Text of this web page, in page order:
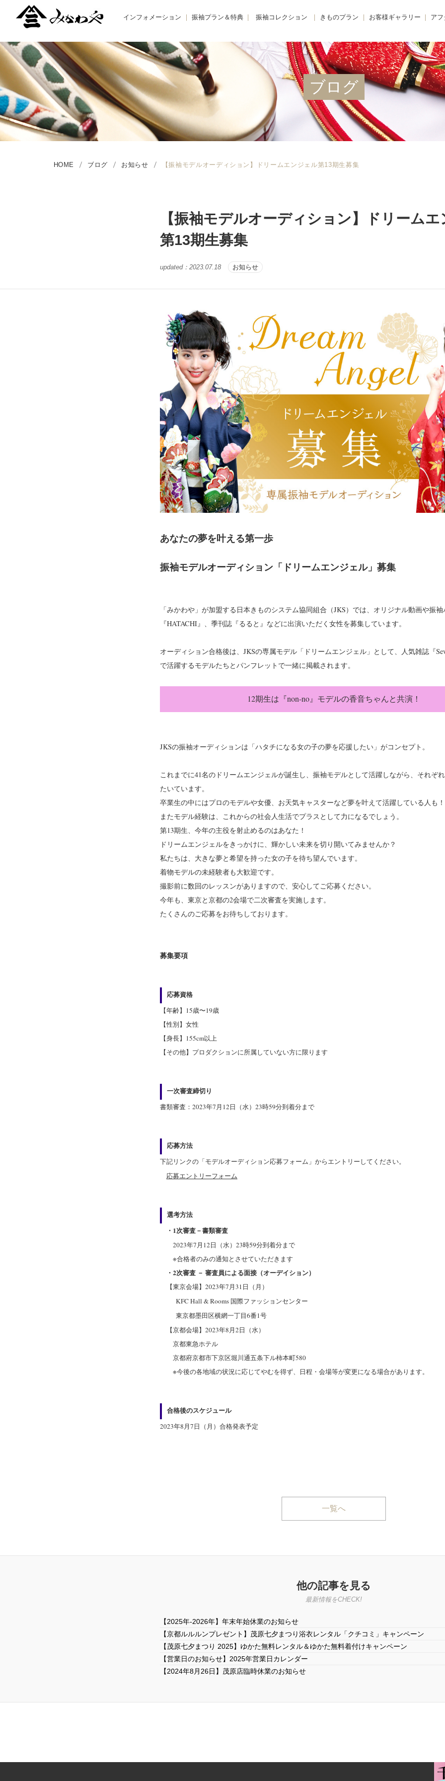
インフォメーション
NEWS -ニュース-
BLOG -ブログ-
振袖プラン＆特典
RENTAL -レンタルプラン-
REMAKE -リメイクプラン-
オーダーレンタルプラン
お友だち紹介特典
振袖コレクション きものプラン
FURISODE -振袖-
HAKAMA -卒業袴-
JUNIOR HAKAMA -小学生卒業袴-
MENS HAKAMA -男性羽織袴-
BRIDAL -花嫁衣装-
お客様ギャラリー
卒業袴
小学生卒業袴
男性羽織袴
花嫁衣装
留袖・色留袖
ア
着
き
き
ブログ
HOME ブログ お知らせ 【振袖モデルオーディション】ドリームエンジェル第13期生募集
【振袖モデルオーディション】ドリーム
第13期生募集
updated： 2023.07.18 お知らせ
あなたの夢を叶える第一歩
振袖モデルオーディション「ドリームエンジェル」募集
「みかわや」が加盟する日本きものシステム協同組合（JKS）では、オリジナル動画や振袖
『HATACHI』、季刊誌『るると』などに出演いただく女性を募集しています。
オーディション合格後は、JKSの専属モデル「ドリームエンジェル」として、人気雑誌『
で活躍するモデルたちとパンフレットで一緒に掲載されます。
12期生は『non-no』モデルの香音ちゃんと共演！
JKSの振袖オーディションは「ハタチになる女の子の夢を応援したい」がコンセプト。
これまでに41名のドリームエンジェルが誕生し、振袖モデルとして活躍しながら、それぞ
たいています。
卒業生の中にはプロのモデルや女優、お天気キャスターなど夢を叶えて活躍している人も！
またモデル経験は、これからの社会人生活でプラスとして力になるでしょう。
第13期生、今年の主役を射止めるのはあなた！
ドリームエンジェルをきっかけに、輝かしい未来を切り開いてみませんか？
私たちは、大きな夢と希望を持った女の子を待ち望んでいます。
着物モデルの未経験者も大歓迎です。
撮影前に数回のレッスンがありますので、安心してご応募ください。
今年も、東京と京都の2会場で二次審査を実施します。
たくさんのご応募をお待ちしております。
募集要項
応募資格
【年齢】15歳〜19歳
【性別】女性
【身長】155cm以上
【その他】プロダクションに所属していない方に限ります
一次審査締切り
書類審査：2023年7月12日（水）23時59分到着分まで
応募方法
下記リンクの「モデルオーディション応募フォーム」からエントリーしてください。
応募エントリーフォーム
選考方法
・1次審査－書類審査
2023年7月12日（水）23時59分到着分 まで
※合格者のみの通知とさせていただきます
・2次審査 － 審査員による面接（オーデイション）
【東京会場】2023年7月31日（月）
KFC Hall & Rooms 国際ファッションセンター
東京都墨田区横網一丁目6番1号
【京都会場】2023年8月2日（水）
京都東急ホテル
京都府京都市下京区堀川通五条下ル柿本町580
※今後の各地域の状況に応じてやむを得ず、日程・会場等が変更になる場合があります。
合格後のスケジュール
2023年8月7日（月）合格発表予定
一覧へ
他の記事を見る
最新情報をCHECK!
【2025年-2026年】年末年始休業のお知らせ
【京都ルルルンプレゼント】茂原七夕まつり浴衣レンタル「クチコミ」キャンペーン
【茂原七夕まつり 2025】ゆかた無料レンタル＆ゆかた無料着付けキャンペーン
【営業日のお知らせ】2025年営業日カレンダー
【2024年8月26日】茂原店臨時休業のお知らせ